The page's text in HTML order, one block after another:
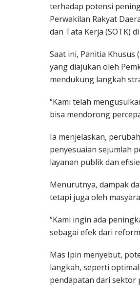
terhadap potensi
Perwakilan Rakyat
dan Tata Kerja (SOTK)
Saat ini, Panitia Khusus
yang diajukan oleh
mendukung langkah
“Kami telah
bisa mendorong
Ia menjelaskan,
penyesuaian sejumlah
layanan publik dan
Menurutnya, dampak
tetapi juga oleh
“Kami ingin ada
sebagai efek dari
Mas Ipin menyebut,
langkah, seperti
pendapatan dari sektor